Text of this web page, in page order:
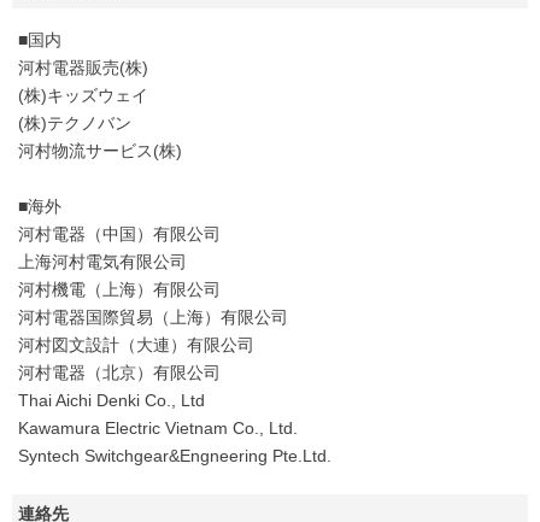
■国内
河村電器販売(株)
(株)キッズウェイ
(株)テクノバン
河村物流サービス(株)
■海外
河村電器（中国）有限公司
上海河村電気有限公司
河村機電（上海）有限公司
河村電器国際貿易（上海）有限公司
河村図文設計（大連）有限公司
河村電器（北京）有限公司
Thai Aichi Denki Co., Ltd
Kawamura Electric Vietnam Co., Ltd.
Syntech Switchgear&Engneering Pte.Ltd.
連絡先